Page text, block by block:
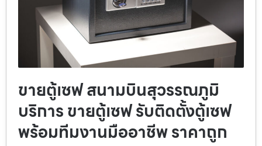
ขายตู้เซฟ สนามบินสุวรรณภูมิ
บริการ ขายตู้เซฟ รับติดตั้งตู้เซฟ
พร้อมทีมงานมืออาชีพ ราคาถูก